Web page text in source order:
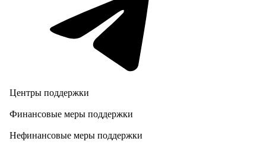
Центры поддержки
Финансовые меры поддержки
Нефинансовые меры поддержки